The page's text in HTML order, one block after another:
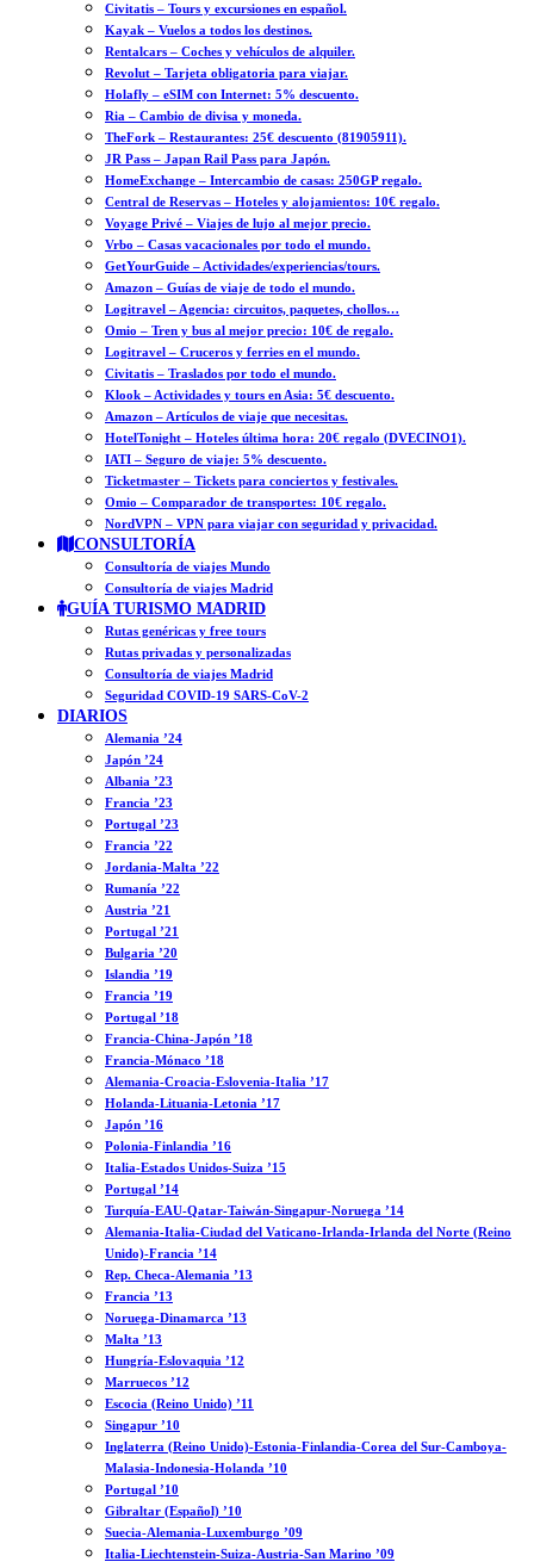
Civitatis – Tours y excursiones en español.
Kayak – Vuelos a todos los destinos.
Rentalcars – Coches y vehículos de alquiler.
Revolut – Tarjeta obligatoria para viajar.
Holafly – eSIM con Internet: 5% descuento.
Ria – Cambio de divisa y moneda.
TheFork – Restaurantes: 25€ descuento (81905911).
JR Pass – Japan Rail Pass para Japón.
HomeExchange – Intercambio de casas: 250GP regalo.
Central de Reservas – Hoteles y alojamientos: 10€ regalo.
Voyage Privé – Viajes de lujo al mejor precio.
Vrbo – Casas vacacionales por todo el mundo.
GetYourGuide – Actividades/experiencias/tours.
Amazon – Guías de viaje de todo el mundo.
Logitravel – Agencia: circuitos, paquetes, chollos…
Omio – Tren y bus al mejor precio: 10€ de regalo.
Logitravel – Cruceros y ferries en el mundo.
Civitatis – Traslados por todo el mundo.
Klook – Actividades y tours en Asia: 5€ descuento.
Amazon – Artículos de viaje que necesitas.
HotelTonight – Hoteles última hora: 20€ regalo (DVECINO1).
IATI – Seguro de viaje: 5% descuento.
Ticketmaster – Tickets para conciertos y festivales.
Omio – Comparador de transportes: 10€ regalo.
NordVPN – VPN para viajar con seguridad y privacidad.
CONSULTORÍA
Consultoría de viajes Mundo
Consultoría de viajes Madrid
GUÍA TURISMO MADRID
Rutas genéricas y free tours
Rutas privadas y personalizadas
Consultoría de viajes Madrid
Seguridad COVID-19 SARS-CoV-2
DIARIOS
Alemania ’24
Japón ’24
Albania ’23
Francia ’23
Portugal ’23
Francia ’22
Jordania-Malta ’22
Rumanía ’22
Austria ’21
Portugal ’21
Bulgaria ’20
Islandia ’19
Francia ’19
Portugal ’18
Francia-China-Japón ’18
Francia-Mónaco ’18
Alemania-Croacia-Eslovenia-Italia ’17
Holanda-Lituania-Letonia ’17
Japón ’16
Polonia-Finlandia ’16
Italia-Estados Unidos-Suiza ’15
Portugal ’14
Turquía-EAU-Qatar-Taiwán-Singapur-Noruega ’14
Alemania-Italia-Ciudad del Vaticano-Irlanda-Irlanda del Norte (Reino
Unido)-Francia ’14
Rep. Checa-Alemania ’13
Francia ’13
Noruega-Dinamarca ’13
Malta ’13
Hungría-Eslovaquia ’12
Marruecos ’12
Escocia (Reino Unido) ’11
Singapur ’10
Inglaterra (Reino Unido)-Estonia-Finlandia-Corea del Sur-Camboya-
Malasia-Indonesia-Holanda ’10
Portugal ’10
Gibraltar (Español) ’10
Suecia-Alemania-Luxemburgo ’09
Italia-Liechtenstein-Suiza-Austria-San Marino ’09